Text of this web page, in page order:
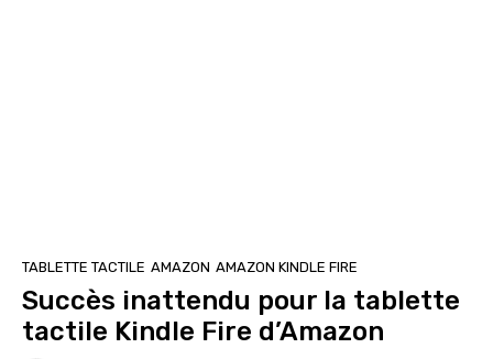
TABLETTE TACTILE AMAZON AMAZON KINDLE FIRE
Succès inattendu pour la tablette
tactile Kindle Fire d’Amazon